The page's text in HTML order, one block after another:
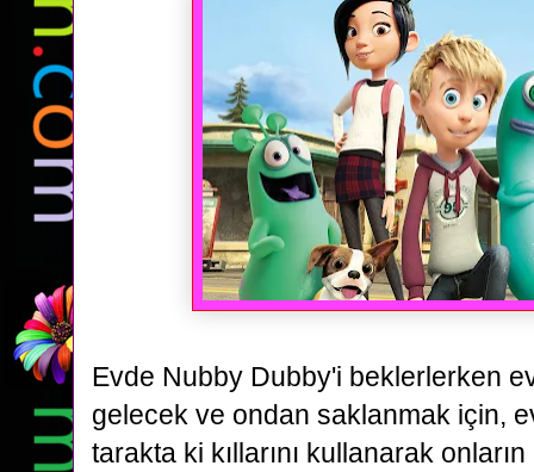
Evde Nubby Dubby'i beklerlerken
gelecek ve ondan saklanmak için,
tarakta ki kıllarını kullanarak